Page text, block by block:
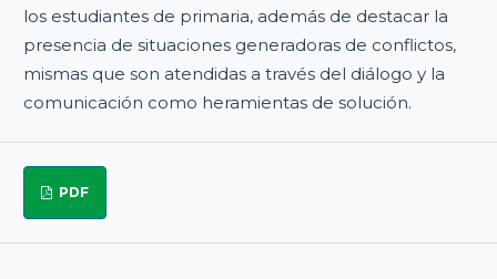
los estudiantes de primaria, además de destacar la
presencia de situaciones generadoras de conflictos,
mismas que son atendidas a través del diálogo y la
comunicación como heramientas de solución.
PDF